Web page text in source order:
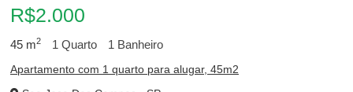
R$2.000
45 m2 1 Quarto 1 Banheiro
Apartamento com 1 quarto para alugar, 45m2